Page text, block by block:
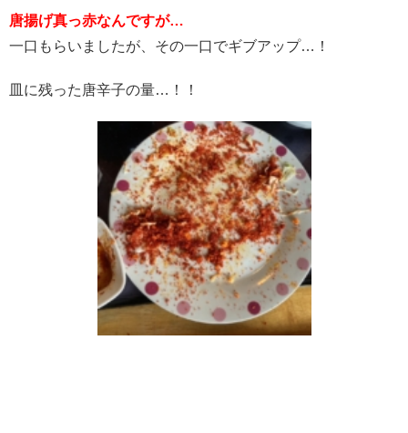
唐揚げ真っ赤なんですが…
一口もらいましたが、その一口でギブアップ…！
皿に残った唐辛子の量…！！